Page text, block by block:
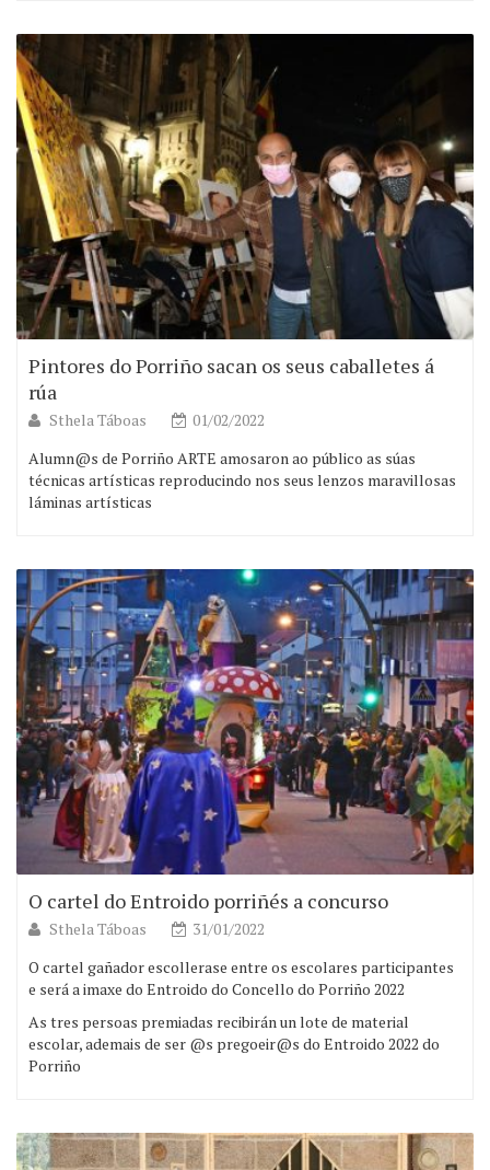
Pintores do Porriño sacan os seus caballetes á
rúa
Sthela Táboas
01/02/2022
Alumn@s de Porriño ARTE amosaron ao público as súas
técnicas artísticas reproducindo nos seus lenzos maravillosas
láminas artísticas
O cartel do Entroido porriñés a concurso
Sthela Táboas
31/01/2022
O cartel gañador escollerase entre os escolares participantes
e será a imaxe do Entroido do Concello do Porriño 2022
As tres persoas premiadas recibirán un lote de material
escolar, ademais de ser @s pregoeir@s do Entroido 2022 do
Porriño